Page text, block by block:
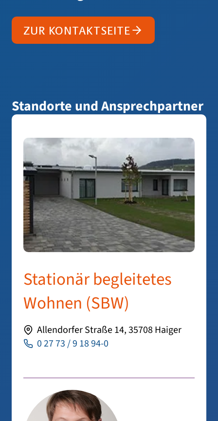
ZUR KONTAKTSEITE
Standorte und Ansprechpartner
Stationär begleitetes
Wohnen (SBW)
Allendorfer Straße 14, 35708 Haiger
0 27 73 / 9 18 94-0